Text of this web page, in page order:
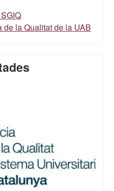
de la Qualitat de la UAB